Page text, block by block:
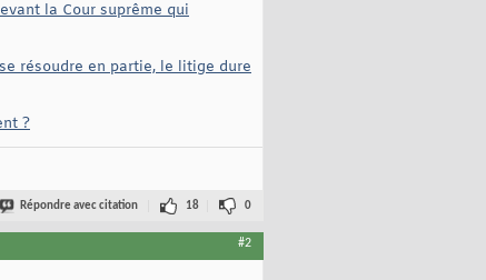
la Cour suprême qui
résoudre en partie, le litige dure
?
Répondre avec citation 18 0
#2